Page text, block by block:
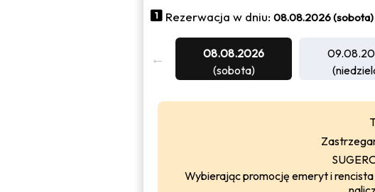
Rezerwacja w dniu: 08.08.2026 (sobota)
08.08.2026
(sobota)
Wybierając promocję emeryt i